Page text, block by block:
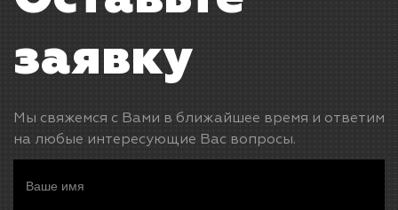
заявку
Мы свяжемся с Вами в ближайшее время и ответим
на любые интересующие Вас вопросы.